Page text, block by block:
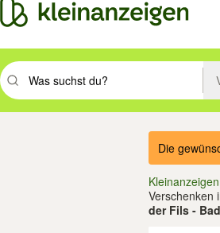
Suchbegriff eingeben. Eingabetaste
Die
Kleinanzeigen
Verschenken
der Fils -